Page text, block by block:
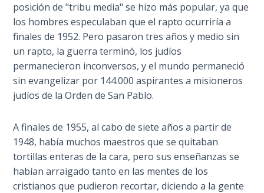
The
Sons
of
God
The Ten
Commandments
The
Purpose
of Law
and
Grace
posición de "tribu media" se hizo más popular, ya que
los hombres especulaban que el rapto ocurriría a
finales de 1952. Pero pasaron tres años y medio sin
un rapto, la guerra terminó, los judíos
permanecieron inconversos, y el mundo permaneció
sin evangelizar por 144.000 aspirantes a misioneros
judíos de la Orden de San Pablo.
A finales de 1955, al cabo de siete años a partir de
1948, había muchos maestros que se quitaban
tortillas enteras de la cara, pero sus enseñanzas se
habían arraigado tanto en las mentes de los
cristianos que pudieron recortar, diciendo a la gente